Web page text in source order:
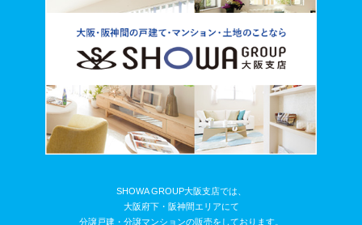
SHOWA GROUP大阪支店では、
大阪府下・阪神間エリアにて
分譲戸建・分譲マンションの販売をしております。